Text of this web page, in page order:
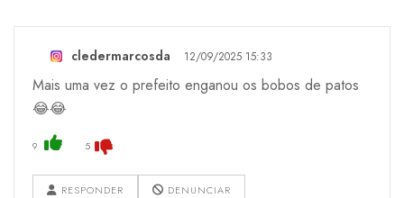
cledermarcosda 12/09/2025 15:33
Mais uma vez o prefeito enganou os bobos de patos
😂😂
9 5
RESPONDER DENUNCIAR